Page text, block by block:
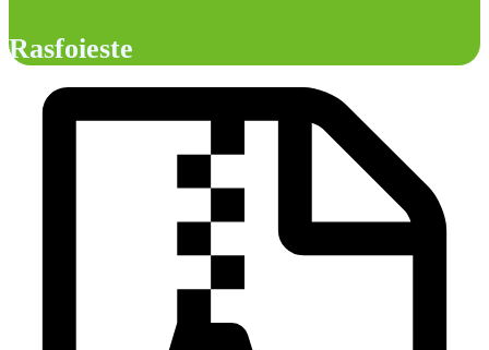
Rasfoieste